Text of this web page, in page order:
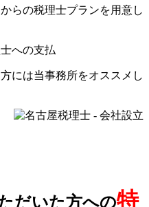
らの税理士プランを用意し
への支払
には当事務所をオススメし
だいた方への特